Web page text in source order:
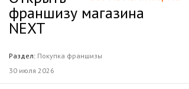
франшизу магазина
NEXT
Раздел: Покупка франшизы
30 июля 2026